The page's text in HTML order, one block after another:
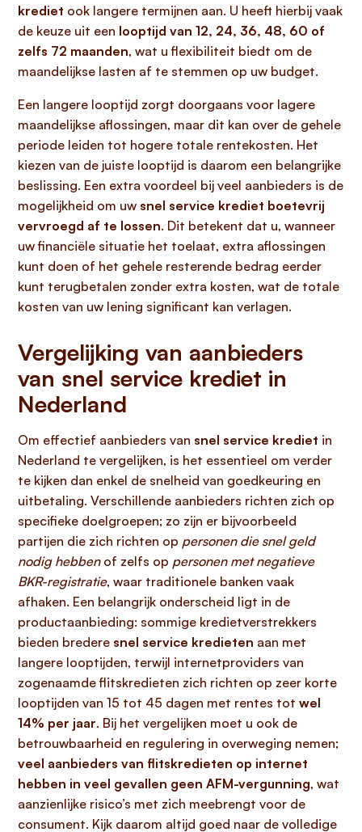
krediet ook langere termijnen aan. U heeft hierbij vaak
de keuze uit een looptijd van 12, 24, 36, 48, 60 of
zelfs 72 maanden, wat u flexibiliteit biedt om de
maandelijkse lasten af te stemmen op uw budget.
Een langere looptijd zorgt doorgaans voor lagere
maandelijkse aflossingen, maar dit kan over de gehele
periode leiden tot hogere totale rentekosten. Het
kiezen van de juiste looptijd is daarom een belangrijke
beslissing. Een extra voordeel bij veel aanbieders is de
mogelijkheid om uw snel service krediet boetevrij
vervroegd af te lossen. Dit betekent dat u, wanneer
uw financiële situatie het toelaat, extra aflossingen
kunt doen of het gehele resterende bedrag eerder
kunt terugbetalen zonder extra kosten, wat de totale
kosten van uw lening significant kan verlagen.
Vergelijking van aanbieders
van snel service krediet in
Nederland
Om effectief aanbieders van snel service krediet in
Nederland te vergelijken, is het essentieel om verder
te kijken dan enkel de snelheid van goedkeuring en
uitbetaling. Verschillende aanbieders richten zich op
specifieke doelgroepen; zo zijn er bijvoorbeeld
partijen die zich richten op personen die snel geld
nodig hebbenof zelfs op personen met negatieve
BKR-registratie, waar traditionele banken vaak
afhaken. Een belangrijk onderscheid ligt in de
productaanbieding: sommige kredietverstrekkers
bieden bredere snel service kredieten aan met
langere looptijden, terwijl internetproviders van
zogenaamde flitskredieten zich richten op zeer korte
looptijden van 15 tot 45 dagen met rentes tot wel
14% per jaar. Bij het vergelijken moet u ook de
betrouwbaarheid en regulering in overweging nemen;
veel aanbieders van flitskredieten op internet
hebben in veel gevallen geen AFM-vergunning, wat
aanzienlijke risico’s met zich meebrengt voor de
consument. Kijk daarom altijd goed naar de volledige